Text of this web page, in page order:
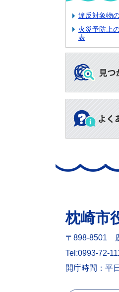
違反対象物
火災予防上
表
枕崎市
〒898-8501
Tel:0993-72-
開庁時間：平